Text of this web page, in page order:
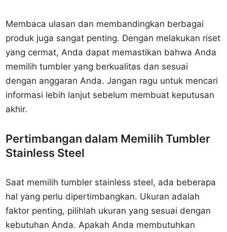
Membaca ulasan dan membandingkan berbagai
produk juga sangat penting. Dengan melakukan riset
yang cermat, Anda dapat memastikan bahwa Anda
memilih tumbler yang berkualitas dan sesuai
dengan anggaran Anda. Jangan ragu untuk mencari
informasi lebih lanjut sebelum membuat keputusan
akhir.
Pertimbangan dalam Memilih Tumbler
Stainless Steel
Saat memilih tumbler stainless steel, ada beberapa
hal yang perlu dipertimbangkan. Ukuran adalah
faktor penting, pilihlah ukuran yang sesuai dengan
kebutuhan Anda. Apakah Anda membutuhkan